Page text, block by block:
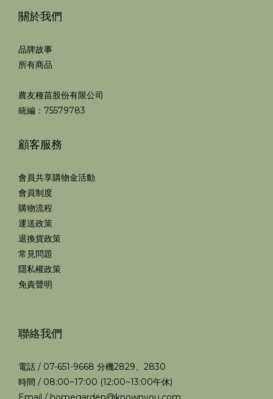
關於我們
品牌故事
所有商品
農友種苗股份有限公司
統編：75579783
顧客服務
會員共享購物金活動
會員制度
購物流程
運送政策
退換貨政策
常見問題
隱私權政策
免責聲明
聯絡我們
電話 / 07-651-9668 分機2829、2830
時間 / 08:00~17:00 (12:00~13:00午休)